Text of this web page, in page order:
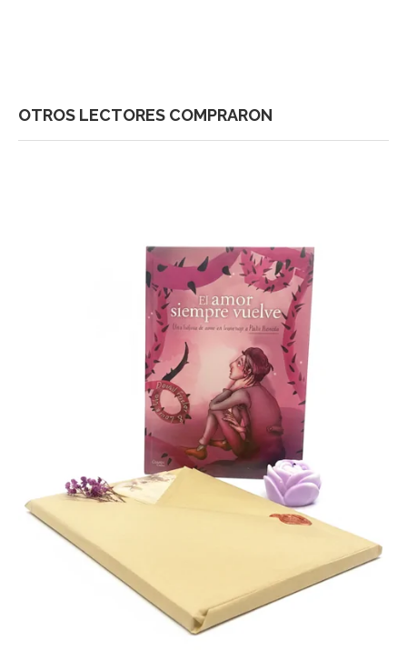
OTROS LECTORES COMPRARON